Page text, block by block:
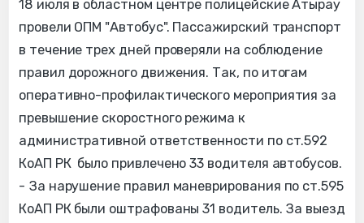
18 июля в областном центре полицейские Атырау
провели ОПМ "Автобус". Пассажирский транспорт
в течение трех дней проверяли на соблюдение
правил дорожного движения. Так, по итогам
оперативно-профилактического мероприятия за
превышение скоростного режима к
административной ответственности по ст.592
КоАП РК было привлечено 33 водителя автобусов.
- За нарушение правил маневрирования по ст.595
КоАП РК были оштрафованы 31 водитель. За выезд